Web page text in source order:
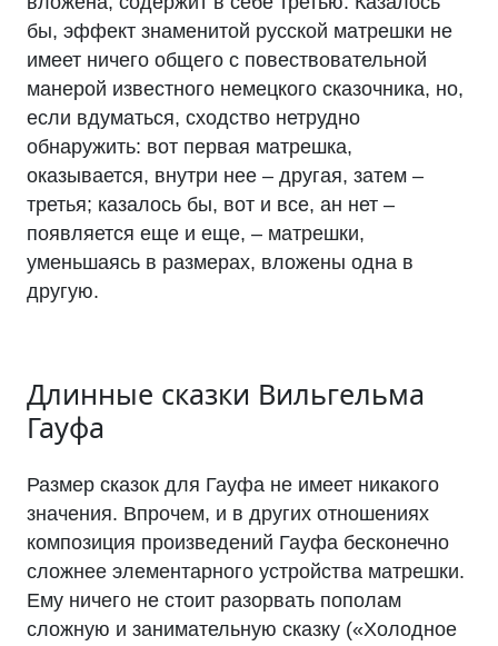
бы, эффект знаменитой русской матрешки не
имеет ничего общего с повествовательной
манерой известного немецкого сказочника, но,
если вдуматься, сходство нетрудно
обнаружить: вот первая матрешка,
оказывается, внутри нее – другая, затем –
третья; казалось бы, вот и все, ан нет –
появляется еще и еще, – матрешки,
уменьшаясь в размерах, вложены одна в
другую.
Длинные сказки Вильгельма
Гауфа
Размер сказок для Гауфа не имеет никакого
значения. Впрочем, и в других отношениях
композиция произведений Гауфа бесконечно
сложнее элементарного устройства матрешки.
Ему ничего не стоит разорвать пополам
сложную и занимательную сказку («Холодное